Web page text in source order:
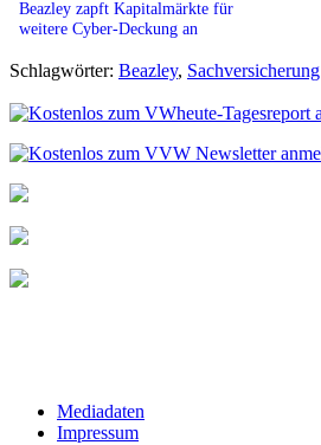
Beazley zapft Kapitalmärkte für
weitere Cyber-Deckung an
Schlagwörter: Beazley, Sachversicherung
Mediadaten
Impressum